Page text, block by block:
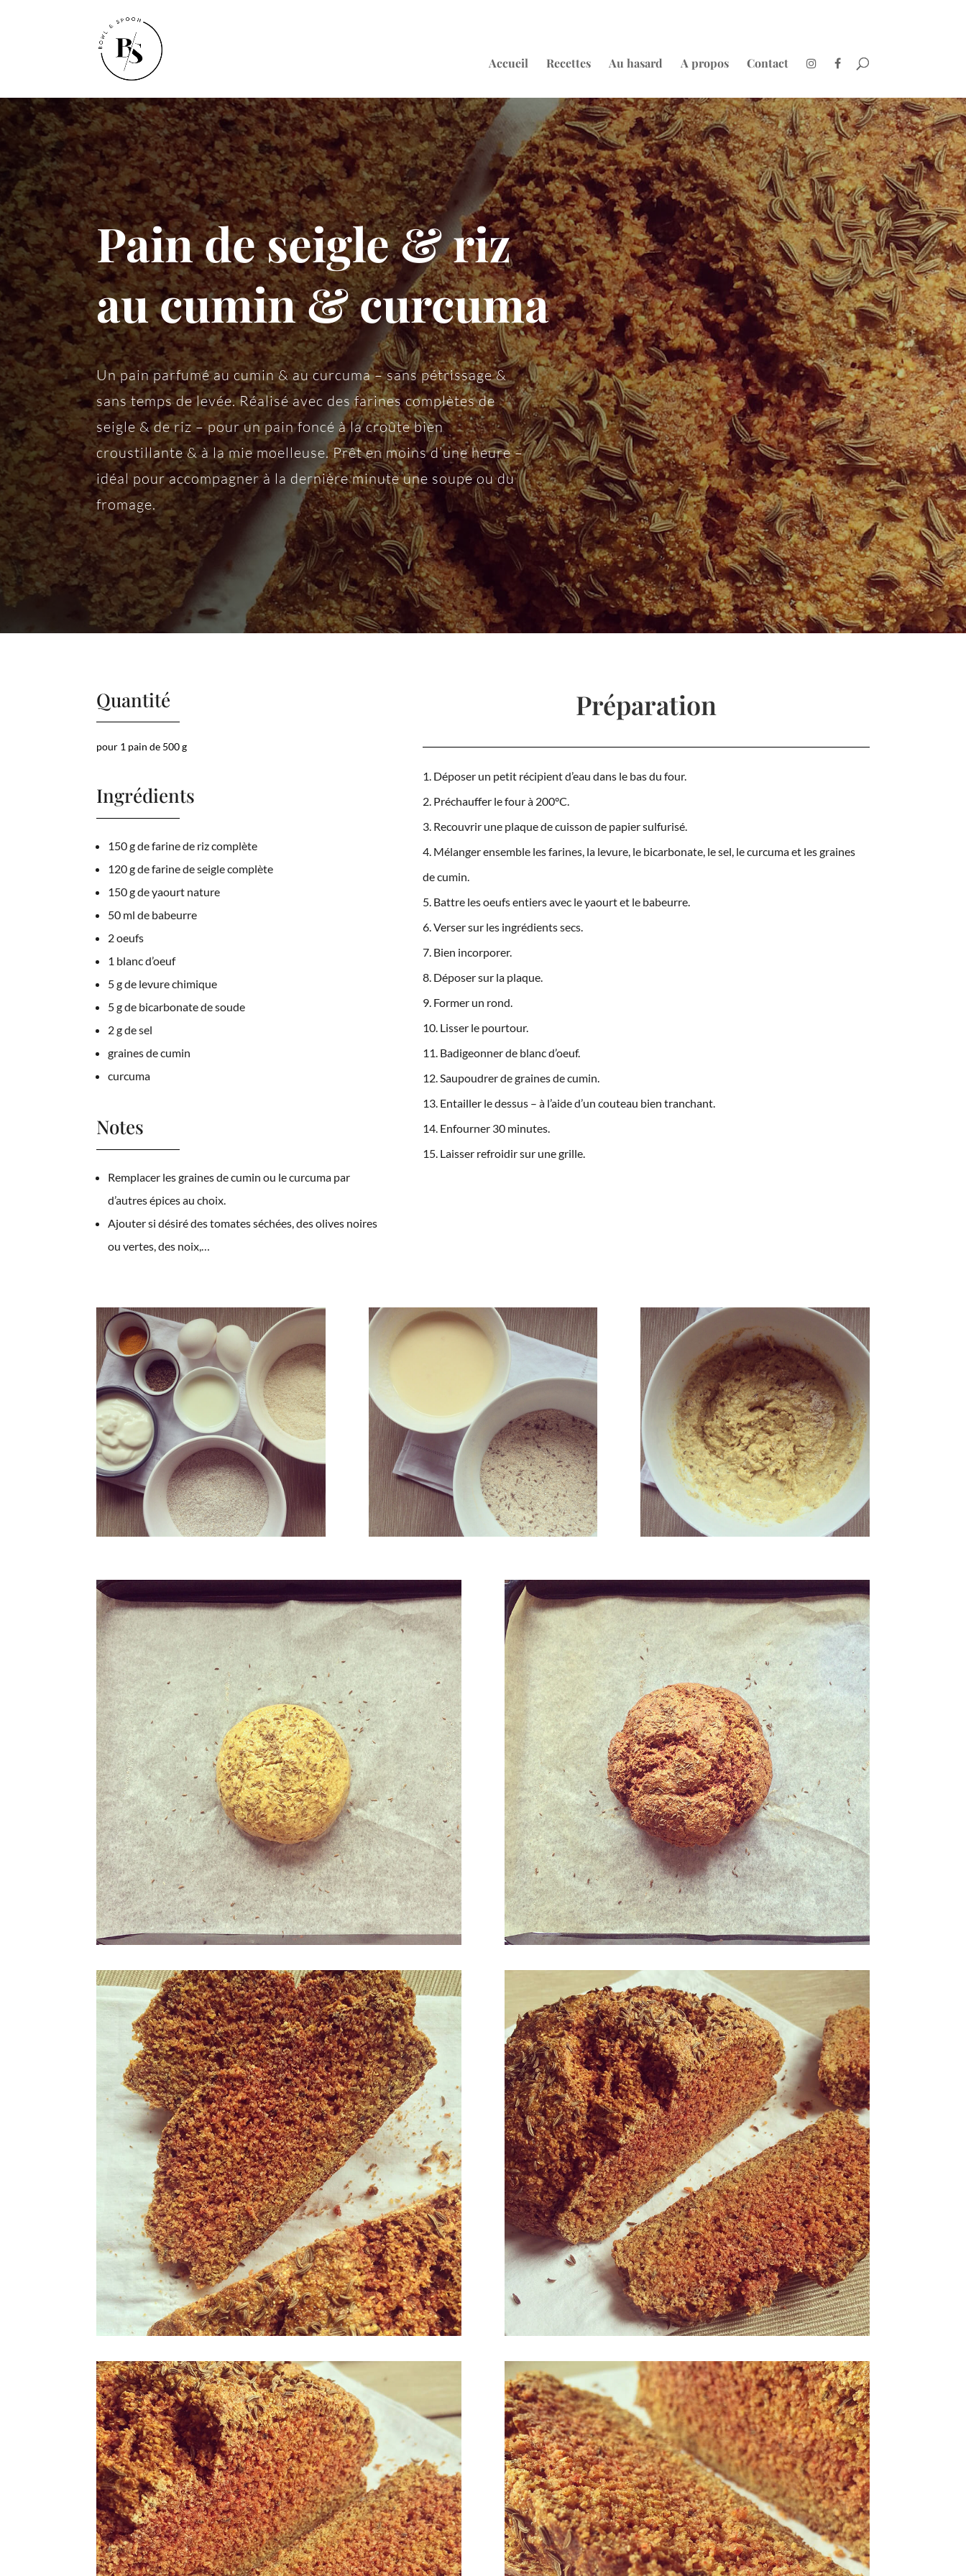
Accueil Recettes Au hasard A propos Contact
Pain de seigle & riz
au cumin & curcuma
Un pain parfumé au cumin & au curcuma – sans pétrissage &
sans temps de levée. Réalisé avec des farines complètes de
seigle & de riz – pour un pain foncé à la croûte bien
croustillante & à la mie moelleuse. Prêt en moins d’une heure –
idéal pour accompagner à la dernière minute une soupe ou du
fromage.
Quantité
pour 1 pain de 500 g
Ingrédients
150 g de farine de riz complète
120 g de farine de seigle complète
150 g de yaourt nature
50 ml de babeurre
2 oeufs
1 blanc d’oeuf
5 g de levure chimique
5 g de bicarbonate de soude
2 g de sel
graines de cumin
curcuma
Notes
Remplacer les graines de cumin ou le curcuma par
d’autres épices au choix.
Ajouter si désiré des tomates séchées, des olives noires
ou vertes, des noix,…
Préparation
Déposer un petit récipient d’eau dans le bas du four.
Préchauffer le four à 200°C.
Recouvrir une plaque de cuisson de papier sulfurisé.
Mélanger ensemble les farines, la levure, le bicarbonate, le sel, le curcuma et les graines
de cumin.
Battre les oeufs entiers avec le yaourt et le babeurre.
Verser sur les ingrédients secs.
Bien incorporer.
Déposer sur la plaque.
Former un rond.
Lisser le pourtour.
Badigeonner de blanc d’oeuf.
Saupoudrer de graines de cumin.
Entailler le dessus – à l’aide d’un couteau bien tranchant.
Enfourner 30 minutes.
Laisser refroidir sur une grille.